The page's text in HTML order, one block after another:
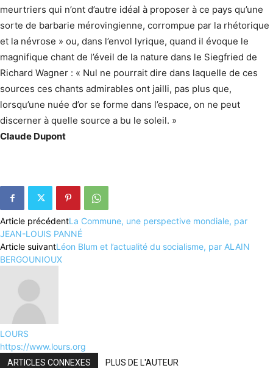
meurtriers qui n’ont d’autre idéal à proposer à ce pays qu’une
sorte de barbarie mérovingienne, corrompue par la rhétorique
et la névrose » ou, dans l’envol lyrique, quand il évoque le
magnifique chant de l’éveil de la nature dans le Siegfried de
Richard Wagner : « Nul ne pourrait dire dans laquelle de ces
sources ces chants admirables ont jailli, pas plus que,
lorsqu’une nuée d’or se forme dans l’espace, on ne peut
discerner à quelle source a bu le soleil. »
Claude Dupont
Article précédentLa Commune, une perspective mondiale, par
JEAN-LOUIS PANNÉ
Article suivantLéon Blum et l’actualité du socialisme, par ALAIN
BERGOUNIOUX
LOURS
https://www.lours.org
ARTICLES CONNEXES PLUS DE L'AUTEUR